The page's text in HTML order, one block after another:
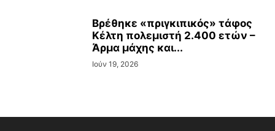
Βρέθηκε «πριγκιπικός» τάφος
Κέλτη πολεμιστή 2.400 ετών –
Άρμα μάχης και...
Ιούν 19, 2026